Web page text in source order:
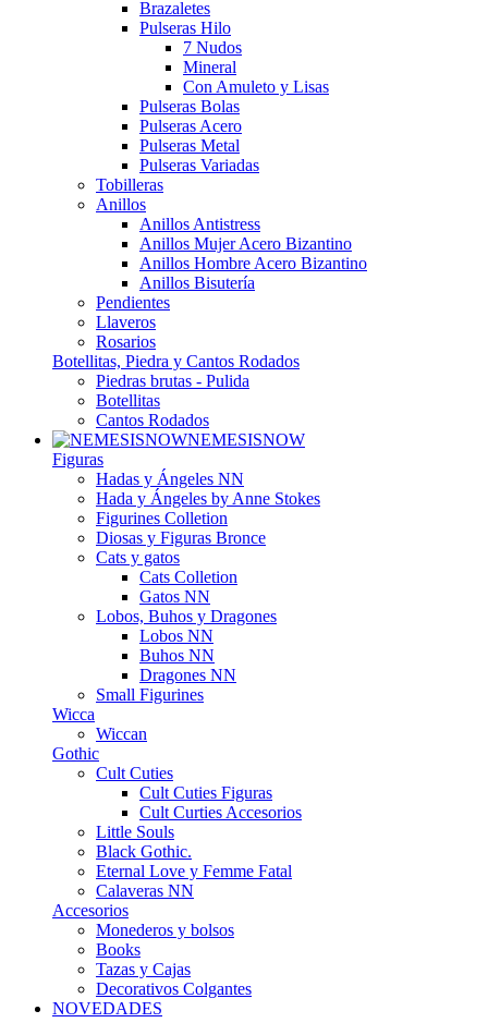
Brazaletes
Pulseras Hilo
7 Nudos
Mineral
Con Amuleto y Lisas
Pulseras Bolas
Pulseras Acero
Pulseras Metal
Pulseras Variadas
Tobilleras
Anillos
Anillos Antistress
Anillos Mujer Acero Bizantino
Anillos Hombre Acero Bizantino
Anillos Bisutería
Pendientes
Llaveros
Rosarios
Botellitas, Piedra y Cantos Rodados
Piedras brutas - Pulida
Botellitas
Cantos Rodados
NEMESISNOW
Figuras
Hadas y Ángeles NN
Hada y Ángeles by Anne Stokes
Figurines Colletion
Diosas y Figuras Bronce
Cats y gatos
Cats Colletion
Gatos NN
Lobos, Buhos y Dragones
Lobos NN
Buhos NN
Dragones NN
Small Figurines
Wicca
Wiccan
Gothic
Cult Cuties
Cult Cuties Figuras
Cult Curties Accesorios
Little Souls
Black Gothic.
Eternal Love y Femme Fatal
Calaveras NN
Accesorios
Monederos y bolsos
Books
Tazas y Cajas
Decorativos Colgantes
NOVEDADES